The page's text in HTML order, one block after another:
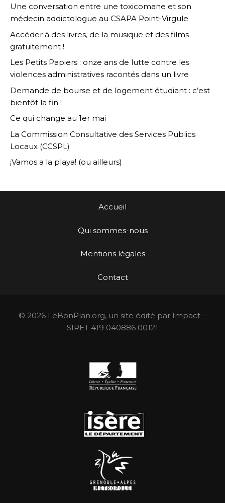
Une conversation entre une toxicomane et son
médecin addictologue au CSAPA Point-Virgule
Accéder à des livres, de la musique et des films
gratuitement !
Les Petits Papiers : onze ans de lutte contre les
violences administratives racontés dans un livre
Demande de bourse et de logement étudiant : c’est
bientôt la fin !
Ce qui change au 1er mai
La Commission Consultative des Services Publics
Locaux (CCSPL)
¡Vamos a la playa! (ou ailleurs)
Accueil
Qui sommes-nous
Mentions légales
Contact
© 2026 LeBonPlan.org, un site édité par Impact –
SIRET 419 040886 00121